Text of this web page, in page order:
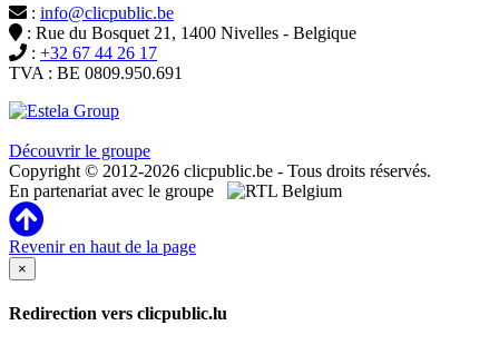
: info@clicpublic.be
: Rue du Bosquet 21, 1400 Nivelles - Belgique
: +32 67 44 26 17
TVA : BE 0809.950.691
Découvrir le groupe
Copyright © 2012-2026 clicpublic.be - Tous droits réservés.
En partenariat avec le groupe
Revenir en haut de la page
×
Redirection vers clicpublic.lu